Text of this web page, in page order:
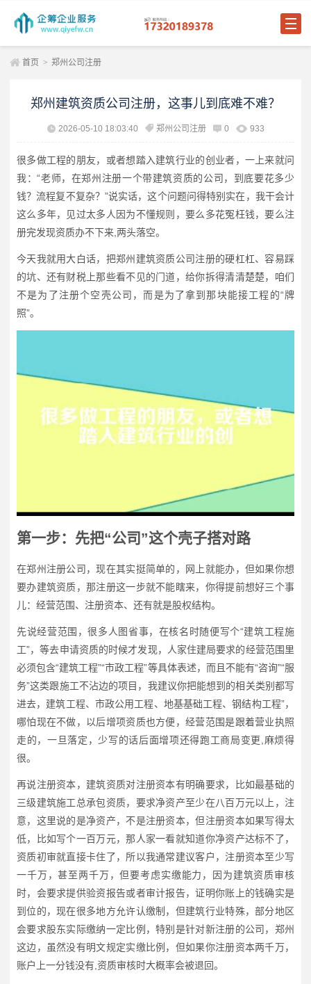
首页 > 郑州公司注册
郑州建筑资质公司注册，这事儿到底难不难？
2026-05-10 18:03:40 郑州公司注册 0 933
很多做工程的朋友，或者想踏入建筑行业的创业者，一上来就问
我：“老师，在郑州注册一个带建筑资质的公司，到底要花多少
钱？流程复不复杂？”说实话，这个问题问得特别实在，我干会计
这么多年，见过太多人因为不懂规则，要么多花冤枉钱，要么注
册完发现资质办不下来,两头落空。
今天我就用大白话，把郑州建筑资质公司注册的硬杠杠、容易踩
的坑、还有财税上那些看不见的门道，给你拆得清清楚楚，咱们
不是为了注册个空壳公司，而是为了拿到那块能接工程的“牌
照”。
第一步：先把“公司”这个壳子搭对路
在郑州注册公司，现在其实挺简单的，网上就能办，但如果你想
要办建筑资质，那注册这一步就不能瞎来，你得提前想好三个事
儿：经营范围、注册资本、还有就是股权结构。
先说经营范围，很多人图省事，在核名时随便写个“建筑工程施
工”，等去申请资质的时候才发现，人家住建局要求的经营范围里
必须包含“建筑工程”“市政工程”等具体表述，而且不能有“咨询”“服
务”这类跟施工不沾边的项目，我建议你把能想到的相关类别都写
进去，建筑工程、市政公用工程、地基基础工程、钢结构工程”，
哪怕现在不做，以后增项资质也方便，经营范围是跟着营业执照
走的，一旦落定，少写的话后面增项还得跑工商局变更,麻烦得
很。
再说注册资本，建筑资质对注册资本有明确要求，比如最基础的
三级建筑施工总承包资质，要求净资产至少在八百万元以上，注
意，这里说的是净资产，不是注册资本，但注册资本如果写得太
低，比如写个一百万元，那人家一看就知道你净资产达标不了，
资质初审就直接卡住了，所以我通常建议客户，注册资本至少写
一千万，甚至两千万，但要考虑实缴能力，因为建筑资质审核
时，会要求提供验资报告或者审计报告，证明你账上的钱确实是
到位的，现在很多地方允许认缴制，但建筑行业特殊，部分地区
会要求股东实际缴纳一定比例，特别是针对新注册的公司，郑州
这边，虽然没有明文规定实缴比例，但如果你注册资本两千万，
账户上一分钱没有,资质审核时大概率会被退回。